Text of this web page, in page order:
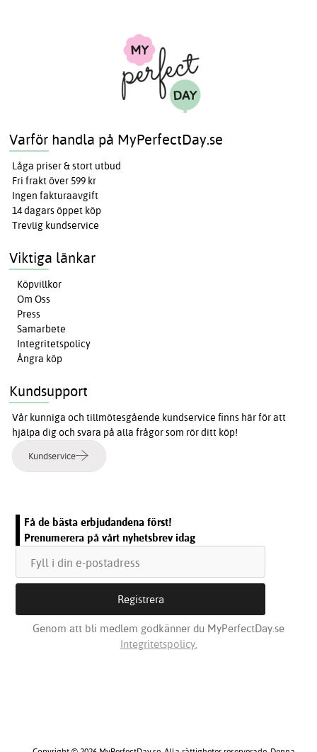
Varför handla på MyPerfectDay.se
Låga priser & stort utbud
Fri frakt över 599 kr
Ingen fakturaavgift
14 dagars öppet köp
Trevlig kundservice
Viktiga länkar
Köpvillkor
Om Oss
Press
Samarbete
Integritetspolicy
Ångra köp
Kundsupport
Vår kunniga och tillmötesgående kundservice finns här för att
hjälpa dig och svara på alla frågor som rör ditt köp!
Kundservice
Få de bästa erbjudandena först!
Prenumerera på vårt nyhetsbrev idag
Genom att bli medlem godkänner du MyPerfectDay.se
Integritetspolicy.